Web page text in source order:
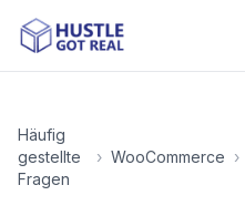
Häufig
gestellte
Fragen
› WooCommerce ›